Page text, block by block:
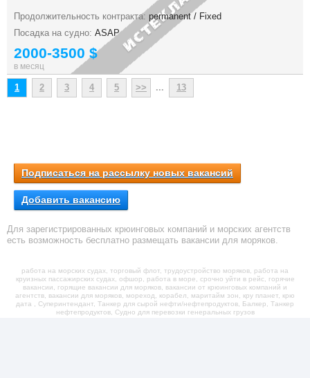
Продолжительность контракта: permanent / Fixed
Посадка на судно: ASAP
2000-3500 $
в месяц
1 2 3 4 5 >> ... 13
Подписаться на рассылку новых вакансий
Добавить вакансию
Для зарегистрированных крюинговых компаний и морских агентств
есть возможность бесплатно размещать вакансии для моряков.
работа на морских судах, торговый флот, трудоустройство моряков, работа на
круизных пассажирских судах, офшор, работа в море, срочно уйти в рейс, горячие
вакансии, горящие вакансии для моряков, вакансии от крюинговых компаний и
агентств, вакансии для моряков, мореход, корабел, маритайм зон, кру планет, крю
дата , Суперинтендант, Танкер для сырой нефти/нефтепродуктов, Балкер, Танкер
нефтепродуктов, Судно для перевозки генеральных грузов